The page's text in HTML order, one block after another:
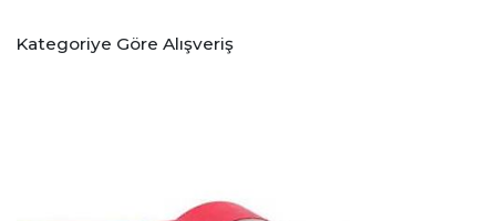
Kategoriye Göre Alışveriş